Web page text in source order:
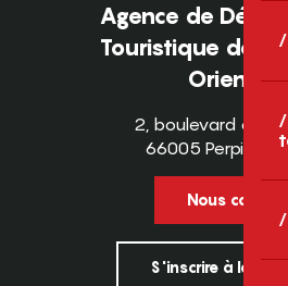
Agence de
Touristique des
2, boulevard des
66005
Nous
S'inscrire à la